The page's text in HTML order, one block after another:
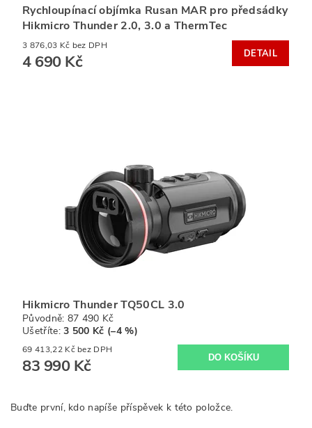
Rychloupínací objímka Rusan MAR pro předsádky
Hikmicro Thunder 2.0, 3.0 a ThermTec
3 876,03 Kč bez DPH
4 690 Kč DETAIL
Hikmicro Thunder TQ50CL 3.0
Původně: 87 490 Kč
Ušetříte:3 500 Kč (–4 %)
69 413,22 Kč bez DPH
83 990 Kč
Buďte první, kdo napíše příspěvek k této položce.